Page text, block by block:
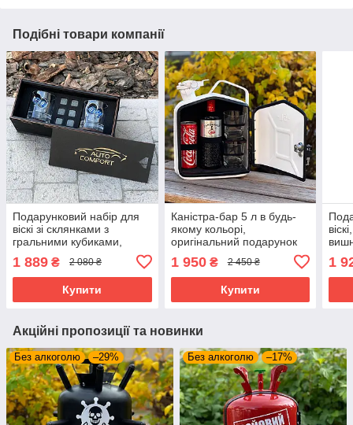
Подібні товари компанії
Подарунковий набір для
віскі зі склянками з
гральними кубиками,
оригінальний подарунок
на будь-яке свято
1 889 ₴ 2 080 ₴
Купити
Каністра-бар 5 л в будь-
якому кольорі,
оригінальний подарунок
народження
1 950₴ 2 450 ₴
Купити
1
Акційні пропозиції та новинки
Без алкоголю –29% Без алкоголю –17%